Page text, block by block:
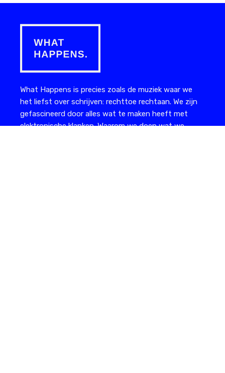
What Happens is precies zoals de muziek waar we
het liefst over schrijven: rechttoe rechtaan. We zijn
gefascineerd door alles wat te maken heeft met
elektronische klanken. Waarom we doen wat we